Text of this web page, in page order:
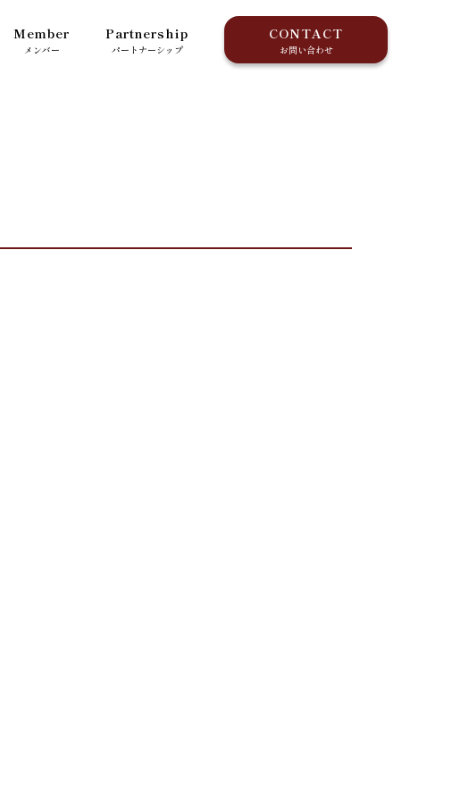
メンバー
Member
パートナーシップ
Partnership
お問い合わせ
CONTACT